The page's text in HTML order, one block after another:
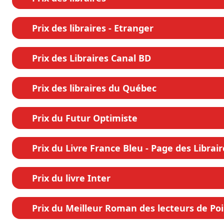
Prix des libraires - Etranger
Prix des Libraires Canal BD
Prix des libraires du Québec
Prix du Futur Optimiste
Prix du Livre France Bleu - Page des
Prix du livre Inter
Prix du Meilleur Roman des lecteurs de